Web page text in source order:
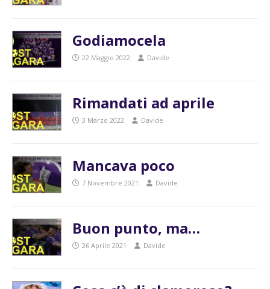
Godiamocela
22 Maggio 2022 Davide
Rimandati ad aprile
3 Marzo 2022 Davide
Mancava poco
7 Novembre 2021 Davide
Buon punto, ma…
26 Aprile 2021 Davide